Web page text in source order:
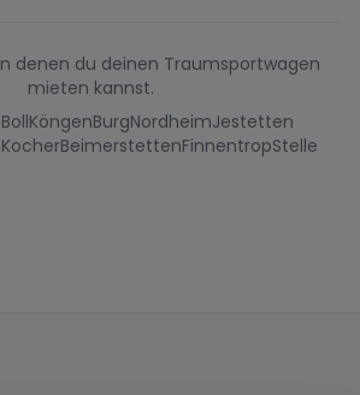
denen du deinen Traumsportwagen
mieten kannst.
KöngenBurgNordheimJestetten
BeimerstettenFinnentropStelle